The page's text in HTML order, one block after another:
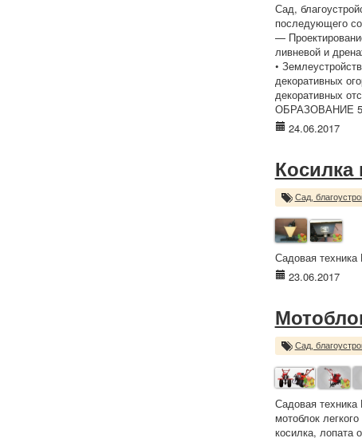
Сад,
последующего
—
ливневой и
•
декоративных
декоративных
ОБРАЗОВАНИЕ
24.06.2017
Косилка
Сад,
Садовая техника
23.06.2017
Сад,
Садовая
мотоблок
косилка, лопата